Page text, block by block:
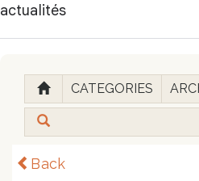
actualités
CATEGORIES
Back